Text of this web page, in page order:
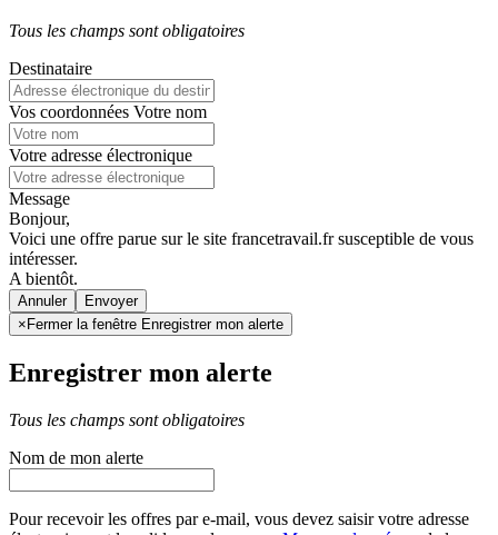
Tous les champs sont obligatoires
Destinataire
Vos coordonnées Votre nom
Votre adresse électronique
Message
Bonjour,
Voici une offre parue sur le site francetravail.fr susceptible de vous
intéresser.
A bientôt.
Annuler
× Fermer la fenêtre Enregistrer mon alerte
Enregistrer mon alerte
Tous les champs sont obligatoires
Nom de mon alerte
Pour recevoir les offres par e-mail, vous devez saisir votre adresse